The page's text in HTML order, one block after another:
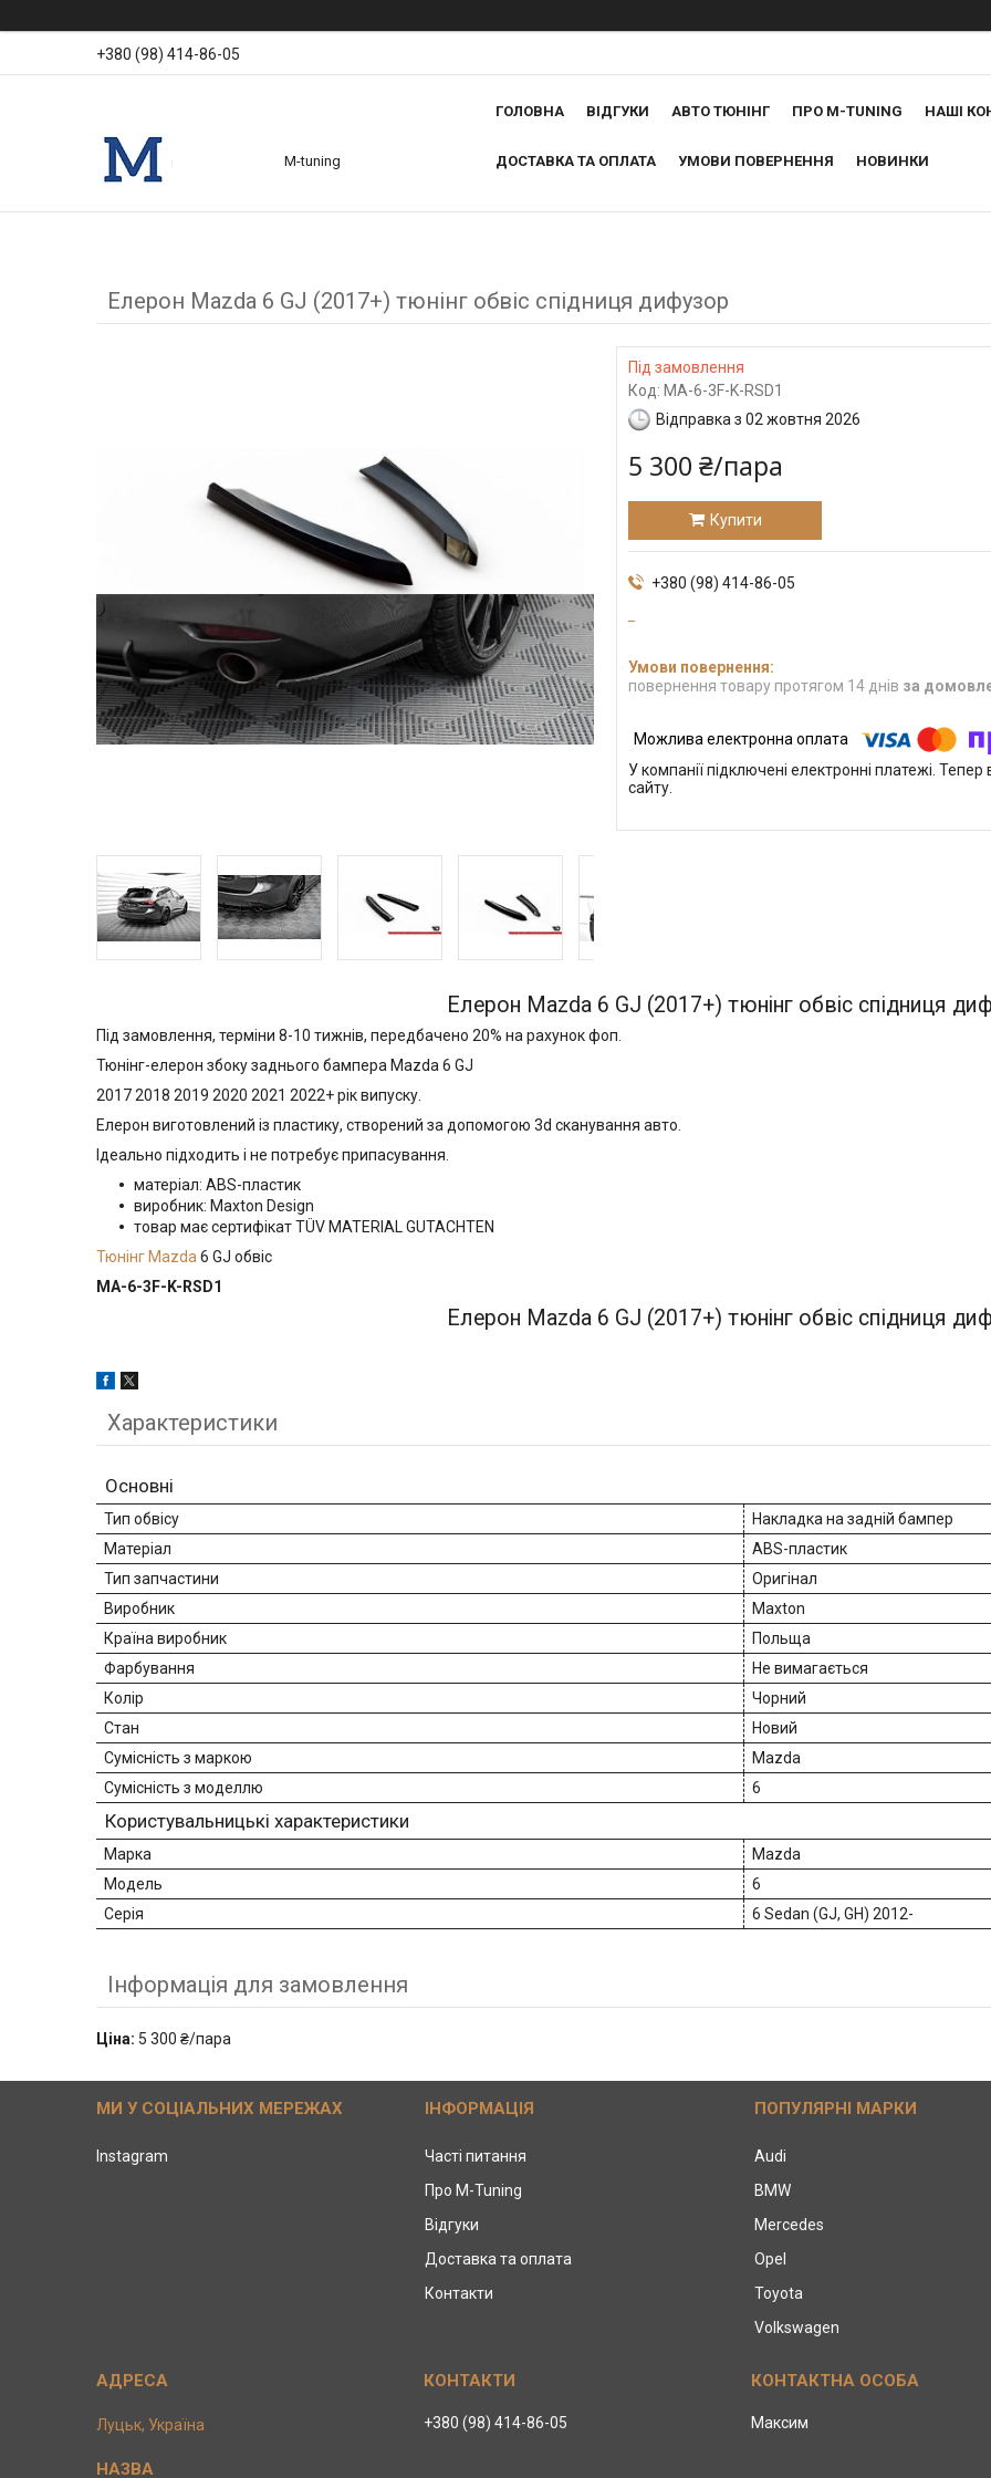
+380 (98) 414-86-05
M-tuning
ГОЛОВНА ВІДГУКИ АВТО ТЮНІНГ ПРО M-TUNING НАШІ
ДОСТАВКА ТА ОПЛАТА УМОВИ ПОВЕРНЕННЯ НОВИНКИ
Елерон Mazda 6 GJ (2017+) тюнінг обвіс спідниця дифузор
Під замовлення
Код: MA-6-3F-K-RSD1
Відправка з 02 жовтня 2026
5 300 ₴/пара
Купити
+380 (98) 414-86-05
повернення товару протягом 14 днів за
У компанії підключені електронні платежі.
сайту.
Елерон Mazda 6 GJ (2017+) тюнінг обвіс спідниця
Під замовлення, терміни 8-10 тижнів, передбачено 20% на рахунок фоп.
Тюнінг-елерон збоку заднього бампера Mazda 6 GJ
2017 2018 2019 2020 2021 2022+ рік випуску.
Елерон виготовлений із пластику, створений за допомогою 3d сканування авто.
Ідеально підходить і не потребує припасування.
матеріал: ABS-пластик
виробник: Maxton Design
товар має сертифікат TÜV MATERIAL GUTACHTEN
Тюнінг Mazda 6 GJ обвіс
MA-6-3F-K-RSD1
Елерон Mazda 6 GJ (2017+) тюнінг обвіс спідниця
Характеристики
Основні
Тип обвісу
Накладка на задній бампер
Матеріал
ABS-пластик
Тип запчастини
Оригінал
Виробник
Maxton
Країна виробник
Польща
Фарбування
Не вимагається
Колір
Чорний
Стан
Новий
Сумісність з маркою
Mazda
Сумісність з моделлю
6
Користувальницькі характеристики
Марка
Mazda
Модель
6
Серія
6 Sedan (GJ, GH) 2012-
Інформація для замовлення
Ціна: 5 300 ₴/пара
МИ У СОЦІАЛЬНИХ МЕРЕЖАХ
Instagram
ІНФОРМАЦІЯ
Часті питання
Про M-Tuning
Відгуки
Доставка та оплата
Контакти
ПОПУЛЯРНІ МАРКИ
Audi
BMW
Mercedes
Opel
Toyota
Volkswagen
Луцьк, Україна +380 (98) 414-86-05 Максим